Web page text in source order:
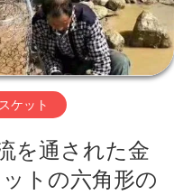
ケット
を通された金
トの六角形の